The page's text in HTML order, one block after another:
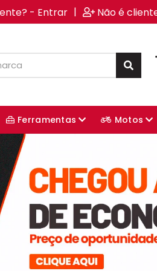
- Entrar | Não é
Ferramentas Motos